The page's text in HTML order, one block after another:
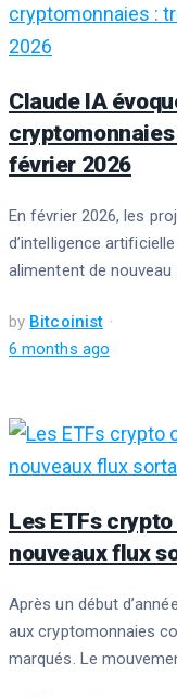
Claude IA
février 2026
En février 2026, les
d’intelligence
alimentent de nouveau
by Bitcoinist
6 months ago
Les ETFs
nouveaux flux
Après un début
aux cryptomonnaies
marqués. Le